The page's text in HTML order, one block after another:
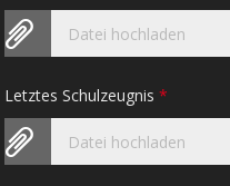
Datei hochladen
Letztes Schulzeugnis*
Datei hochladen